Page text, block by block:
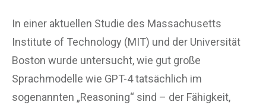
In einer aktuellen Studie des Massachusetts
Institute of Technology (MIT) und der Universität
Boston wurde untersucht, wie gut große
Sprachmodelle wie GPT-4 tatsächlich im
sogenannten „Reasoning“ sind – der Fähigkeit,